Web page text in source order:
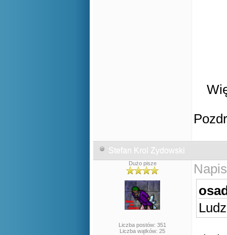
Stefan Krol Zydowski
Dużo pisze
Liczba postów: 351
Liczba wątków: 25